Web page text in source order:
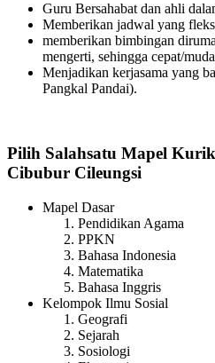
Guru Bersahabat dan ahli
Memberikan jadwal yang
memberikan bimbingan
mengerti, sehingga cepat/
Menjadikan kerjasama yang
Pangkal Pandai).
Pilih Salahsatu Mapel
Cibubur Cileungsi
Mapel Dasar
Pendidikan Agama
PPKN
Bahasa Indonesia
Matematika
Bahasa Inggris
Kelompok Ilmu Sosial
Geografi
Sejarah
Sosiologi